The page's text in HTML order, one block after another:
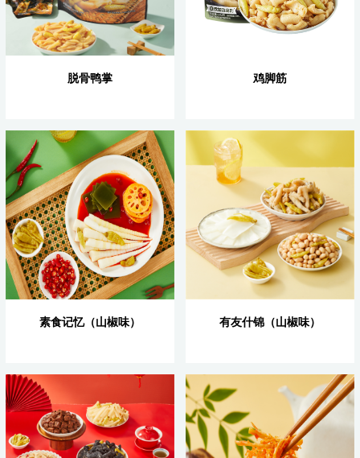
脱骨鸭掌 鸡脚筋
素食记忆（山椒味） 有友什锦（山椒味）